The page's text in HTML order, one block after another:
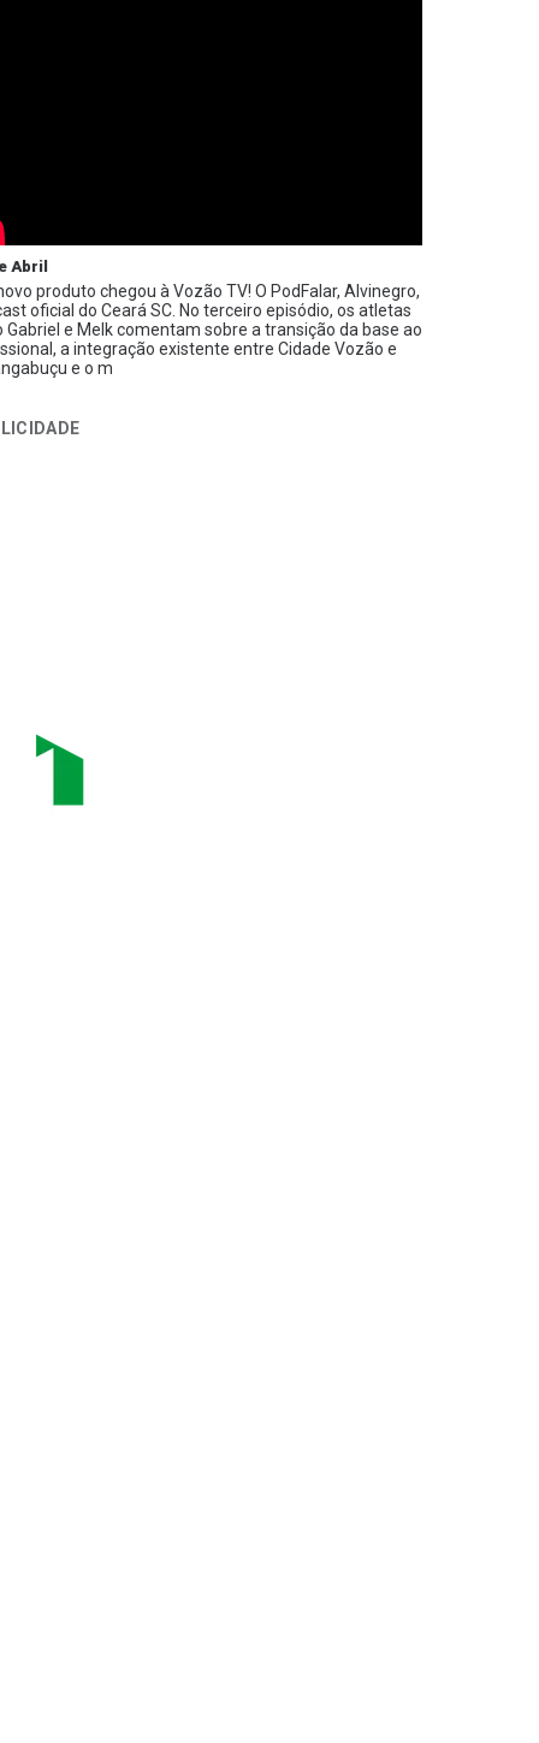
Abril
produto chegou à Vozão TV! O PodFalar, Alvinegro,
oficial do Ceará SC. No terceiro episódio, os atletas
Gabriel e Melk comentam sobre a transição da base ao
a integração existente entre Cidade Vozão e
e o m